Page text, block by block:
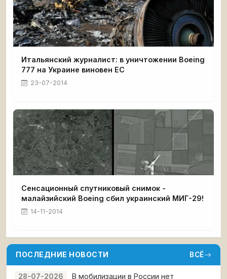
Итальянский журналист: в уничтожении Boeing
777 на Украине виновен ЕС
23-07-2014
Сенсационный спутниковый снимок -
малайзийский Boeing сбил украинский МИГ-29!
14-11-2014
ПОСЛЕДНИЕ НОВОСТИ ВСЁ
28-07-2026 В мобилизации в России нет